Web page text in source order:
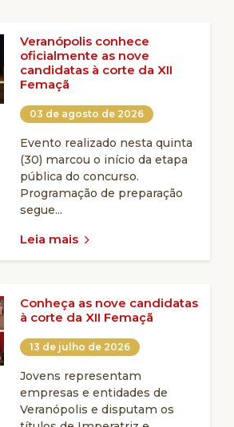
Veranópolis conhece
oficialmente as nove
candidatas à corte da XII
Femaçã
03 de agosto de 2026
Evento realizado nesta quinta
(30) marcou o início da etapa
pública do concurso.
Programação de preparação
segue...
Leia mais
Conheça as nove candidatas
à corte da XII Femaçã
13 de julho de 2026
Jovens representam
empresas e entidades de
Veranópolis e disputam os